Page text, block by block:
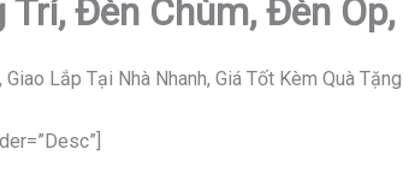
Đèn Chùm, Đèn
Lắp Tại Nhà Nhanh, Giá Tốt Kèm Quà